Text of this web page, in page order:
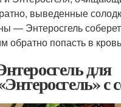
выведенные
— Энтеросгель
обратно попасть в
для
с